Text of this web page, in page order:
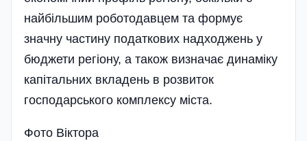
найбільшим роботодавцем та формує
значну частину податкових надходжень у
бюджети ре­гіону, а також визначає динаміку
капітальних вкладень в розвиток
господарського комплексу міста.
Фото Віктора